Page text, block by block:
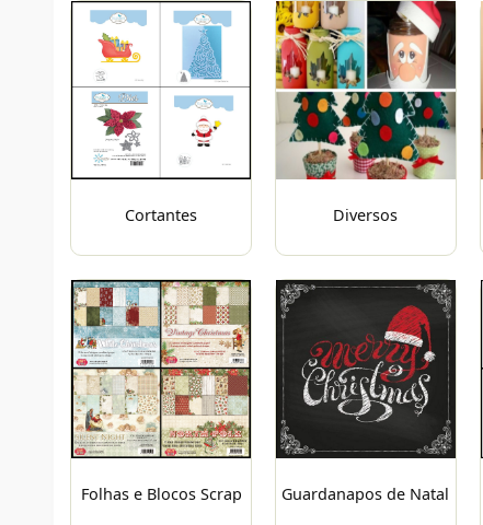
Cortantes Diversos
Folhas e Blocos Scrap Guardanapos de Natal